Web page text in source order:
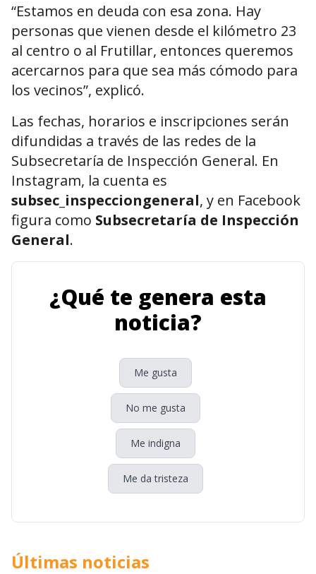
“Estamos en deuda con esa zona. Hay
personas que vienen desde el kilómetro 23
al centro o al Frutillar, entonces queremos
acercarnos para que sea más cómodo para
los vecinos”, explicó.
Las fechas, horarios e inscripciones serán
difundidas a través de las redes de la
Subsecretaría de Inspección General. En
Instagram, la cuenta es
subsec_inspecciongeneral, y en Facebook
figura como Subsecretaría de Inspección
General.
¿Qué te genera esta
noticia?
Me gusta
No me gusta
Me indigna
Me da tristeza
Últimas noticias